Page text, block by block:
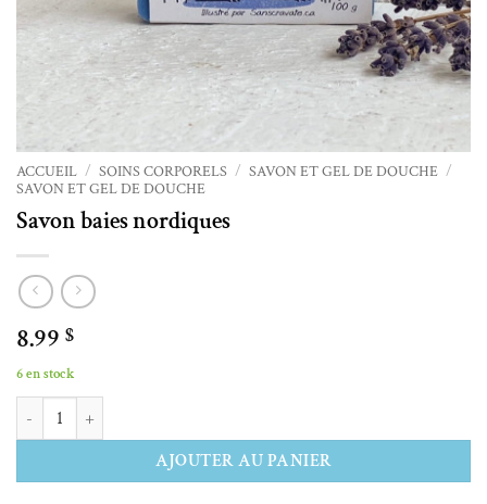
ACCUEIL / SOINS CORPORELS / SAVON ET GEL DE DOUCHE /
SAVON ET GEL DE DOUCHE
Savon baies nordiques
8.99 $
6 en stock
quantité de Savon baies nordiques
AJOUTER AU PANIER
Alternative: